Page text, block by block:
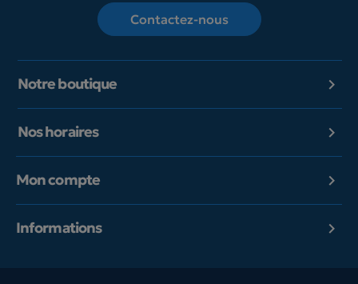
Contactez-nous
Notre boutique 
Nos horaires 
Mon compte 
Informations 